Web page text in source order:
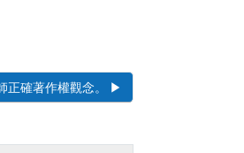
正確著作權觀念。 ▶︎